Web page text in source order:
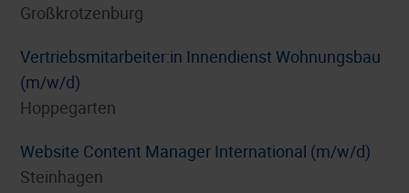
Großkrotzenburg
Vertriebsmitarbeiter:in Innendienst Wohnungsbau
(m/w/d)
Hoppegarten
Website Content Manager International (m/w/d)
Steinhagen